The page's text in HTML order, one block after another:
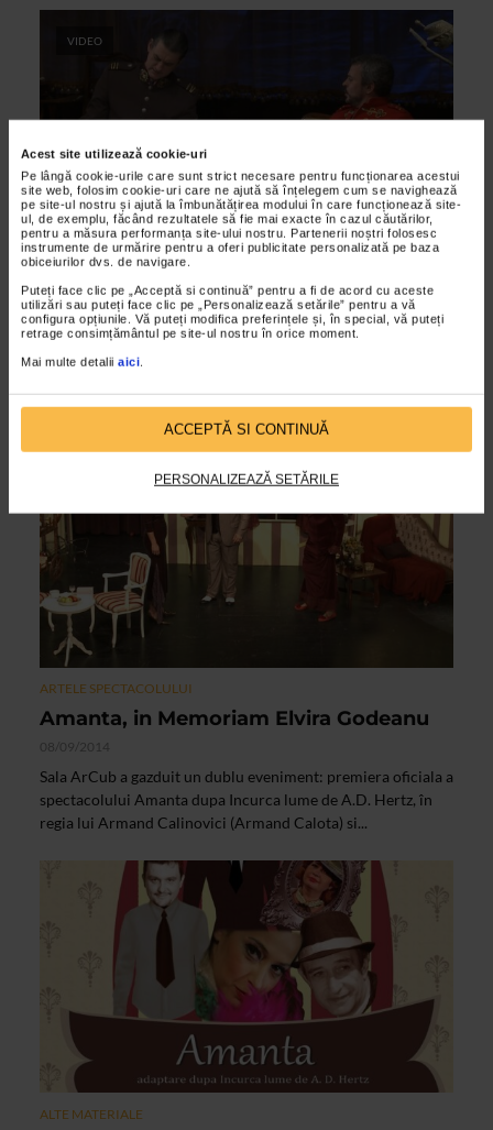
Acest site utilizează cookie-uri
Pe lângă cookie-urile care sunt strict necesare pentru funcționarea acestui
site web, folosim cookie-uri care ne ajută să înțelegem cum se navighează
pe site-ul nostru și ajută la îmbunătățirea modului în care funcționează site-
ul, de exemplu, făcând rezultatele să fie mai exacte în cazul căutărilor,
pentru a măsura performanța site-ului nostru. Partenerii noștri folosesc
instrumente de urmărire pentru a oferi publicitate personalizată pe baza
obiceiurilor dvs. de navigare.
Puteți face clic pe „Acceptă si continuă” pentru a fi de acord cu aceste
utilizări sau puteți face clic pe „Personalizează setările” pentru a vă
configura opțiunile. Vă puteți modifica preferințele și, în special, vă puteți
retrage consimțământul pe site-ul nostru în orice moment.
Mai multe detalii aici.
ACCEPTĂ SI CONTINUĂ
PERSONALIZEAZĂ SETĂRILE
VIDEO
ARTELE SPECTACOLULUI
Micul infern…la TNB
07/12/2014
Cornissteanu,se joaca in noua sala a Teatrului National...
ARTELE SPECTACOLULUI
Amanta, in Memoriam Elvira Godeanu
08/09/2014
Sala ArCub a gazduit un dublu eveniment: premiera oficiala a
spectacolului Amanta dupa Incurca lume de A.D. Hertz, în
regia lui Armand Calinovici (Armand Calota) si...
ALTE MATERIALE